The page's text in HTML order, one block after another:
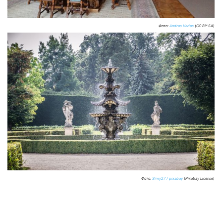
Фото: Andras Vadas (CC BY-SA)
Фото: Simy27 / pixabay (Pixabay License)